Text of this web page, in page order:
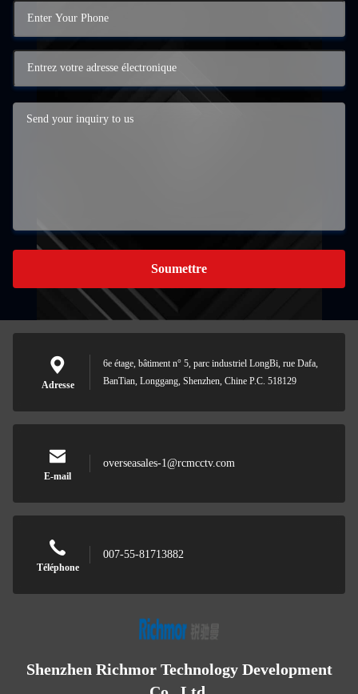
Soumettre
Adresse
6e étage, bâtiment n° 5, parc industriel LongBi, rue Dafa,
BanTian, Longgang, Shenzhen, Chine P.C. 518129
E-mail
overseasales-1@rcmcctv.com
Téléphone
007-55-81713882
Shenzhen Richmor Technology Development